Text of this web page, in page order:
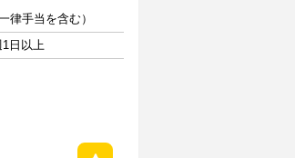
律手当を含む）
1日以上